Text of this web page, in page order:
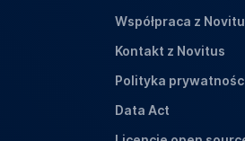
Współpraca z
Kontakt z Novitus
Polityka
Data Act